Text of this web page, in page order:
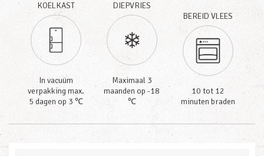
KOELKAST
In vacuüm
verpakking max.
5 dagen op 3 ℃
DIEPVRIES
Maximaal 3
maanden op -18
℃
BEREID VLEES
10 tot 12
minuten braden